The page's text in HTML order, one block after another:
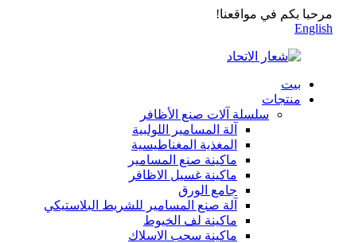
مرحبا بكم في مواقعنا!
English
بيت
منتجات
سلسلة آلات صنع الأظافر
آلة المسامير اللولبية
المغذية المغناطيسية
ماكينة صنع المسامير
ماكينة غسيل الاظافر
جامع الورق
آلة صنع المسامير للشريط البلاستيكي
ماكينة لف الخيوط
ماكينة سحب الاسلاك